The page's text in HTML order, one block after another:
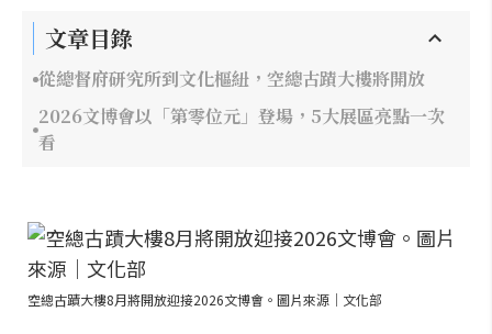
文章目錄
從總督府研究所到文化樞紐，空總古蹟大樓將開放
2026文博會以「第零位元」登場，5大展區亮點一次
看
空總古蹟大樓8月將開放迎接2026文博會。圖片來源｜文化部